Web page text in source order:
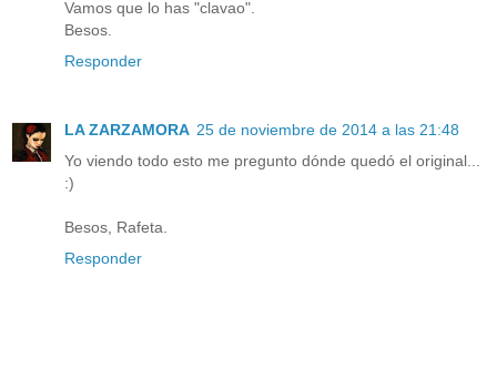
Vamos que lo has "clavao".
Besos.
Responder
LA ZARZAMORA 25 de noviembre de 2014 a las 21:48
Yo viendo todo esto me pregunto dónde quedó el original...
:)
Besos, Rafeta.
Responder